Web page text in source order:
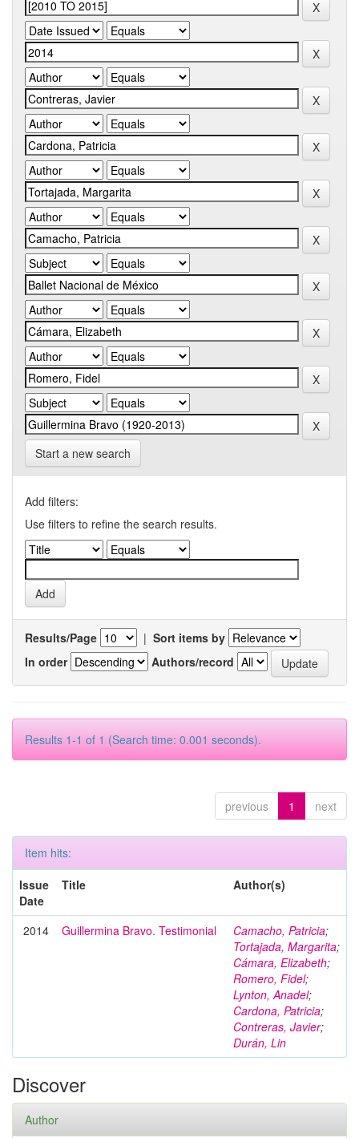
Start a new search
Add filters:
Use filters to refine the search results.
Results/Page | Sort items by
In order
Authors/record
Results 1-1 of 1 (Search time: 0.001 seconds).
previous 1 next
Item hits:
Issue
Date
Title Author(s)
2014 Guillermina Bravo. Testimonial Camacho, Patricia;
Tortajada, Margarita;
Cámara, Elizabeth;
Romero, Fidel;
Lynton, Anadel;
Cardona, Patricia;
Contreras, Javier;
Durán, Lin
Discover
Author